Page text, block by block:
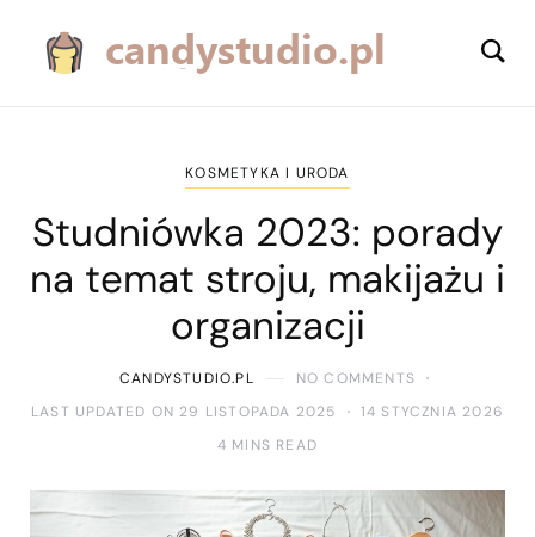
KOSMETYKA I URODA
Studniówka 2023: porady
na temat stroju, makijażu i
organizacji
CANDYSTUDIO.PL
NO COMMENTS
LAST UPDATED ON 29 LISTOPADA 2025
14 STYCZNIA 2026
4 MINS READ